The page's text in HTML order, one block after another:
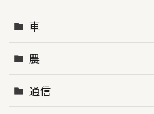
車
農
通信